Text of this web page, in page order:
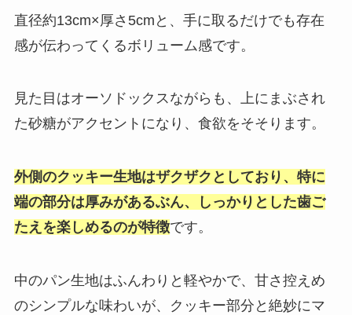
直径約13cm×厚さ5cmと、手に取るだけでも存在
感が伝わってくるボリューム感です。
見た目はオーソドックスながらも、上にまぶされ
た砂糖がアクセントになり、食欲をそそります。
外側のクッキー生地はザクザクとしており、特に
端の部分は厚みがあるぶん、しっかりとした歯ご
たえを楽しめるのが特徴です。
中のパン生地はふんわりと軽やかで、甘さ控えめ
のシンプルな味わいが、クッキー部分と絶妙にマ